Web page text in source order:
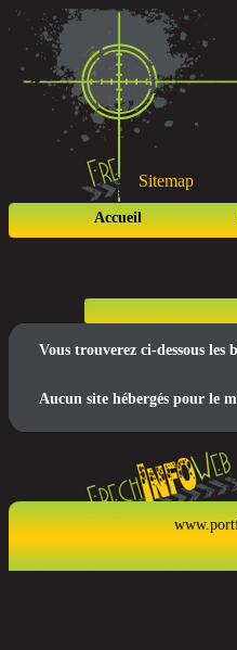
Sitemap
Accueil
Vous trouverez ci-dessous
Aucun site hébergés pour le